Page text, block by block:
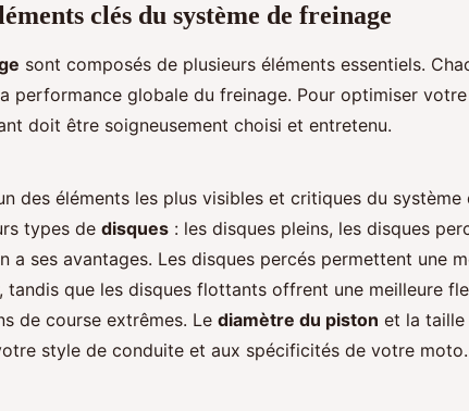
clés du système de freinage
sont composés de plusieurs éléments essentiels.
performance globale du freinage. Pour optimiser
doit être soigneusement choisi et entretenu.
des éléments les plus visibles et critiques du système
types de disques : les disques pleins, les disques
a ses avantages. Les disques percés permettent une
tandis que les disques flottants offrent une meilleure
de course extrêmes. Le diamètre du piston et la taille
style de conduite et aux spécificités de votre moto.